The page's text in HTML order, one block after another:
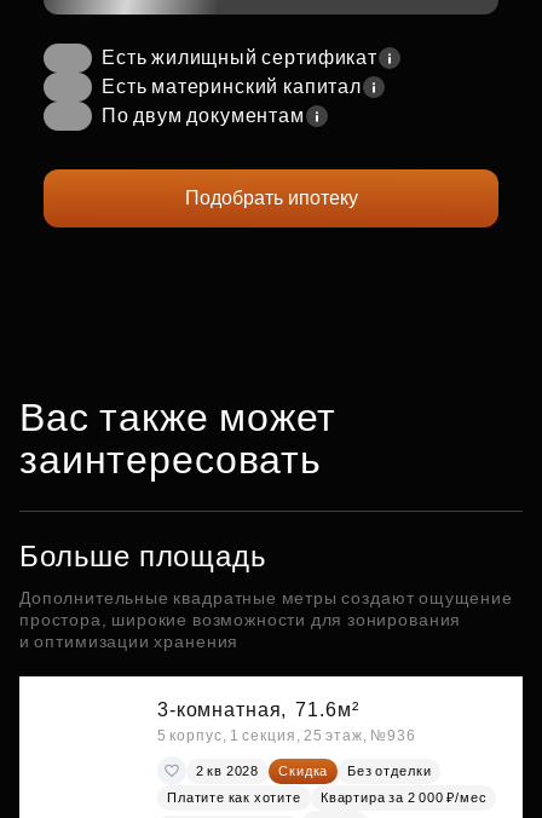
Есть жилищный сертификат
Есть материнский капитал
По двум документам
Подобрать ипотеку
Вас также может
заинтересовать
Больше площадь
Дополнительные квадратные метры создают ощущение
простора, широкие возможности для зонирования
и оптимизации хранения
3-комнатная, 71.6м²
5 корпус, 1 секция, 25 этаж, №936
2 кв 2028 Скидка
Без отделки
Платите как хотите
Квартира за 2 000 ₽/мес